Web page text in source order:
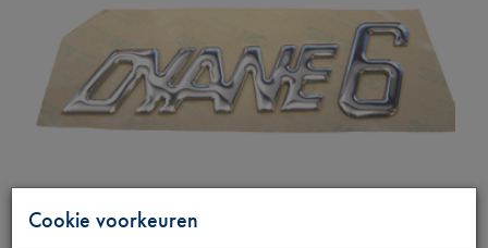
Cookie voorkeuren